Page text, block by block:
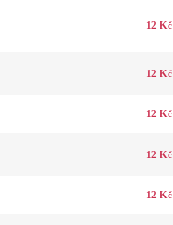
12 Kč
12 Kč
12 Kč
12 Kč
12 Kč